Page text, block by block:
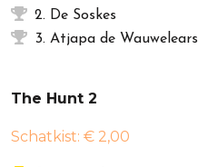
2. De Soskes
3. Atjapa de Wauwelears
The Hunt 2
Schatkist: € 2,00